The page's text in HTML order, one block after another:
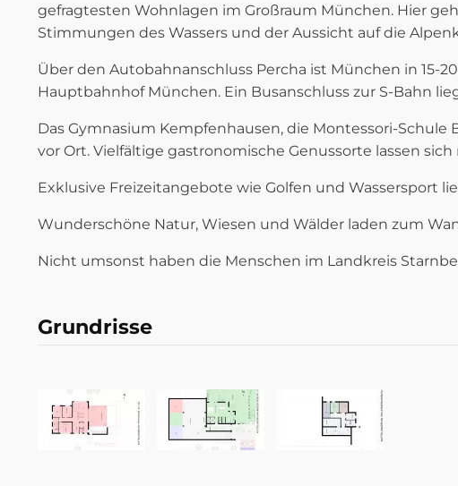
gefragtesten Wohnlagen im Großraum München. Hier
Stimmungen des Wassers und der Aussicht auf die
Über den Autobahnanschluss Percha ist München in 15-
Hauptbahnhof München. Ein Busanschluss zur S-Bahn
Das Gymnasium Kempfenhausen, die Montessori-
vor Ort. Vielfältige gastronomische Genussorte lassen
Exklusive Freizeitangebote wie Golfen und Wassersport
Wunderschöne Natur, Wiesen und Wälder laden zum
Nicht umsonst haben die Menschen im Landkreis
Grundrisse